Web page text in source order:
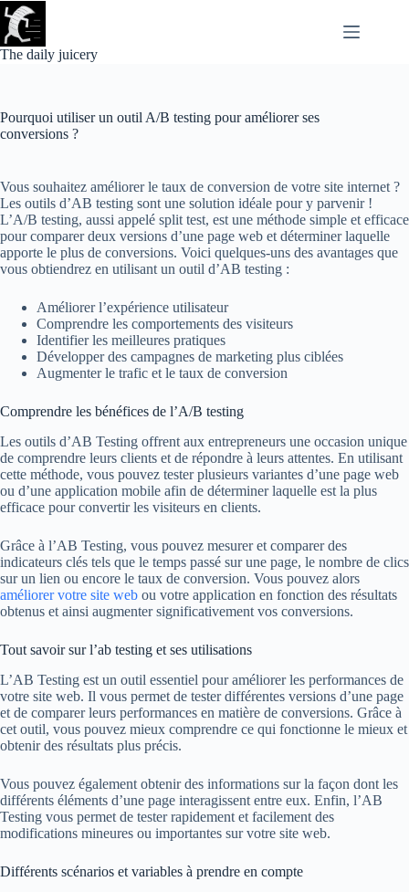
Passer
au
contenu
The daily juicery
Pourquoi utiliser un outil A/B testing pour améliorer ses
conversions ?
Vous souhaitez améliorer le taux de conversion de votre site internet ?
Les outils d’AB testing sont une solution idéale pour y parvenir !
L’A/B testing, aussi appelé split test, est une méthode simple et efficace
pour comparer deux versions d’une page web et déterminer laquelle
apporte le plus de conversions. Voici quelques-uns des avantages que
vous obtiendrez en utilisant un outil d’AB testing :
Améliorer l’expérience utilisateur
Comprendre les comportements des visiteurs
Identifier les meilleures pratiques
Développer des campagnes de marketing plus ciblées
Augmenter le trafic et le taux de conversion
Comprendre les bénéfices de l’A/B testing
Les outils d’AB Testing offrent aux entrepreneurs une occasion unique
de comprendre leurs clients et de répondre à leurs attentes. En utilisant
cette méthode, vous pouvez tester plusieurs variantes d’une page web
ou d’une application mobile afin de déterminer laquelle est la plus
efficace pour convertir les visiteurs en clients.
Grâce à l’AB Testing, vous pouvez mesurer et comparer des
indicateurs clés tels que le temps passé sur une page, le nombre de clics
sur un lien ou encore le taux de conversion. Vous pouvez alors
améliorer votre site web ou votre application en fonction des résultats
obtenus et ainsi augmenter significativement vos conversions.
Tout savoir sur l’ab testing et ses utilisations
L’AB Testing est un outil essentiel pour améliorer les performances de
votre site web. Il vous permet de tester différentes versions d’une page
et de comparer leurs performances en matière de conversions. Grâce à
cet outil, vous pouvez mieux comprendre ce qui fonctionne le mieux et
obtenir des résultats plus précis.
Vous pouvez également obtenir des informations sur la façon dont les
différents éléments d’une page interagissent entre eux. Enfin, l’AB
Testing vous permet de tester rapidement et facilement des
modifications mineures ou importantes sur votre site web.
Différents scénarios et variables à prendre en compte